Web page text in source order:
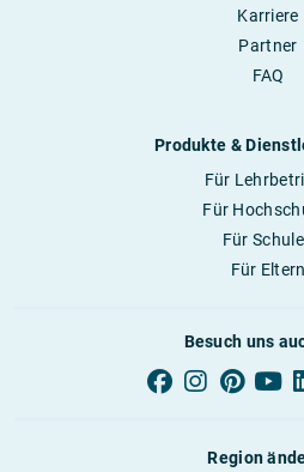
Karriere
Partner
FAQ
Produkte &
Für
Für
Für
Für Eltern
Besuch uns
Region